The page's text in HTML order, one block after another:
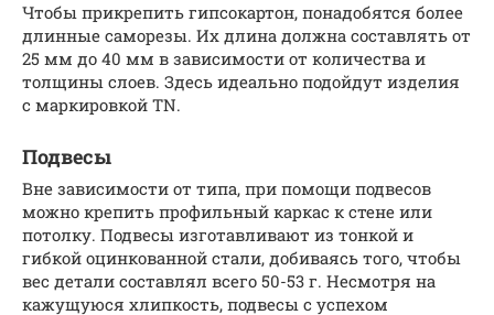
Чтобы прикрепить гипсокартон, понадобятся более
длинные саморезы. Их длина должна составлять от
25 мм до 40 мм в зависимости от количества и
толщины слоев. Здесь идеально подойдут изделия
с маркировкой TN.
Подвесы
Вне зависимости от типа, при помощи подвесов
можно крепить профильный каркас к стене или
потолку. Подвесы изготавливают из тонкой и
гибкой оцинкованной стали, добиваясь того, чтобы
вес детали составлял всего 50-53 г. Несмотря на
кажущуюся хлипкость, подвесы с успехом